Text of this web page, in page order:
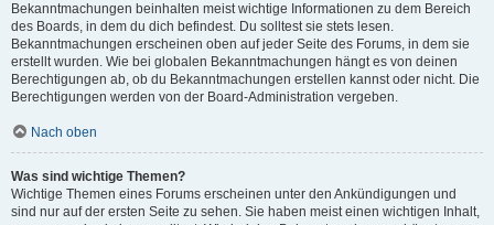
Bekanntmachungen beinhalten meist wichtige Informationen zu dem Bereich
des Boards, in dem du dich befindest. Du solltest sie stets lesen.
Bekanntmachungen erscheinen oben auf jeder Seite des Forums, in dem sie
erstellt wurden. Wie bei globalen Bekanntmachungen hängt es von deinen
Berechtigungen ab, ob du Bekanntmachungen erstellen kannst oder nicht. Die
Berechtigungen werden von der Board-Administration vergeben.
Nach oben
Was sind wichtige Themen?
Wichtige Themen eines Forums erscheinen unter den Ankündigungen und
sind nur auf der ersten Seite zu sehen. Sie haben meist einen wichtigen Inhalt,